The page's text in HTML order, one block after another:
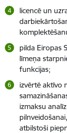
licencē un
pilda Eiropas
līmeņa
funkcijas;
izvērtē aktīvo
izmaksu
atbilstoši